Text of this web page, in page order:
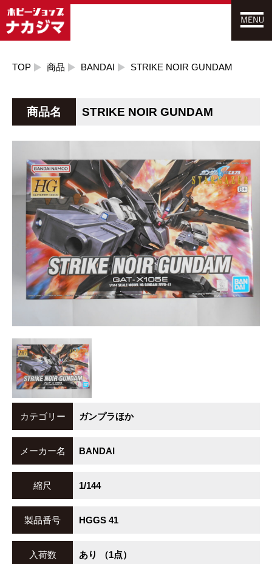
TOP 商品 BANDAI STRIKE NOIR GUNDAM
商品名 STRIKE NOIR GUNDAM
カテゴリー ガンプラほか
メーカー名 BANDAI
縮尺 1/144
製品番号 HGGS 41
入荷数 あり （1点）